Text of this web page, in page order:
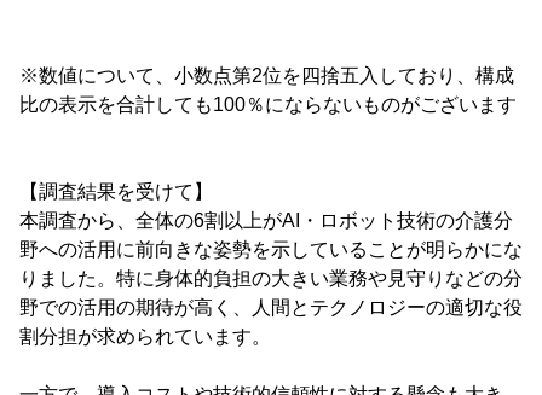
※数値について、小数点第2位を四捨五入しており、構成
比の表示を合計しても100％にならないものがございます
【調査結果を受けて】
本調査から、全体の6割以上がAI・ロボット技術の介護分
野への活用に前向きな姿勢を示していることが明らかにな
りました。特に身体的負担の大きい業務や見守りなどの分
野での活用の期待が高く、人間とテクノロジーの適切な役
割分担が求められています。